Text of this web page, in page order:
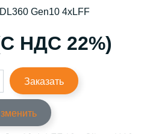
Gen10 4xLFF
НДС 22%)
Заказать